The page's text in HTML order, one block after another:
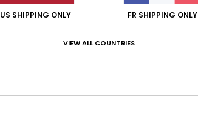
US SHIPPING ONLY FR SHIPPING ONLY
VIEW ALL COUNTRIES